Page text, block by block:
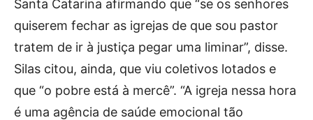
Santa Catarina afirmando que “se os senhores
quiserem fechar as igrejas de que sou pastor
tratem de ir à justiça pegar uma liminar”, disse.
Silas citou, ainda, que viu coletivos lotados e
que “o pobre está à mercê”. “A igreja nessa hora
é uma agência de saúde emocional tão